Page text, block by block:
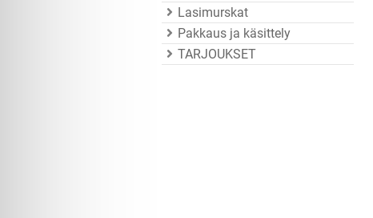
Lasimurskat
Pakkaus ja käsittely
TARJOUKSET